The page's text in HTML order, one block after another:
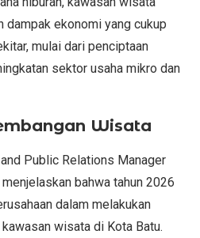
dampak ekonomi yang cukup
mulai dari penciptaan
sektor usaha mikro dan
Wisata
Public Relations Manager
bahwa tahun 2026
dalam melakukan
wisata di Kota Batu.